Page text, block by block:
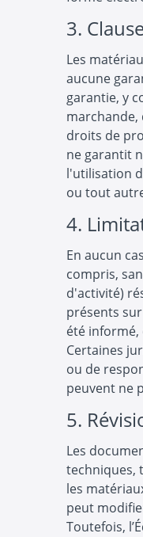
3.
Les
aucune
garantie, y
marchande,
droits de
ne garantit
l'utilisation
ou tout
4.
En aucun
compris,
d'activité)
présents
été informé,
Certaines
ou de
peuvent ne
5.
Les
techniques,
les
peut
Toutefois,